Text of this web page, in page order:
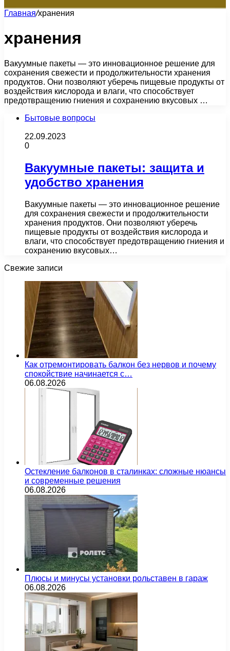
Главная/хранения
хранения
Вакуумные пакеты — это инновационное решение для
сохранения свежести и продолжительности хранения
продуктов. Они позволяют уберечь пищевые продукты от
воздействия кислорода и влаги, что способствует
предотвращению гниения и сохранению вкусовых …
Бытовые вопросы
22.09.2023
0
Вакуумные пакеты: защита и
удобство хранения
Вакуумные пакеты — это инновационное решение
для сохранения свежести и продолжительности
хранения продуктов. Они позволяют уберечь
пищевые продукты от воздействия кислорода и
влаги, что способствует предотвращению гниения и
сохранению вкусовых…
Свежие записи
Как отремонтировать балкон без нервов и почему
спокойствие начинается с…
06.08.2026
Остекление балконов в сталинках: сложные нюансы
и современные решения
06.08.2026
Плюсы и минусы установки рольставен в гараж
06.08.2026